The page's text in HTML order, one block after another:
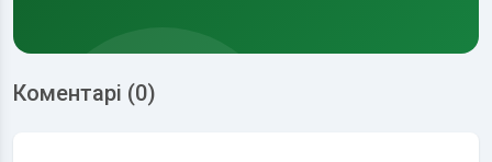
Коментарі (0)